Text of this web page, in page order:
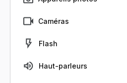
Caméras
Flash
Haut-parleurs